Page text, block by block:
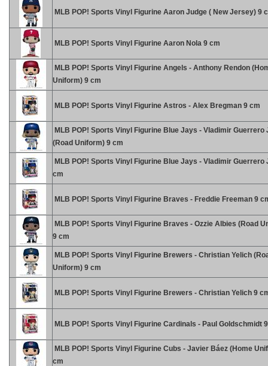
MLB POP! Sports Vinyl Figurine Aaron Judge ( New Jersey) 9
MLB POP! Sports Vinyl Figurine Aaron Nola 9 cm
MLB POP! Sports Vinyl Figurine Angels - Anthony Rendon
Uniform) 9 cm
MLB POP! Sports Vinyl Figurine Astros - Alex Bregman 9 cm
MLB POP! Sports Vinyl Figurine Blue Jays - Vladimir Guerrero
(Road Uniform) 9 cm
MLB POP! Sports Vinyl Figurine Blue Jays - Vladimir Guerrero
cm
MLB POP! Sports Vinyl Figurine Braves - Freddie Freeman 9
MLB POP! Sports Vinyl Figurine Braves - Ozzie Albies (Road
9 cm
MLB POP! Sports Vinyl Figurine Brewers - Christian Yelich
Uniform) 9 cm
MLB POP! Sports Vinyl Figurine Brewers - Christian Yelich 9
MLB POP! Sports Vinyl Figurine Cardinals - Paul Goldschmidt
MLB POP! Sports Vinyl Figurine Cubs - Javier Báez (Home
cm